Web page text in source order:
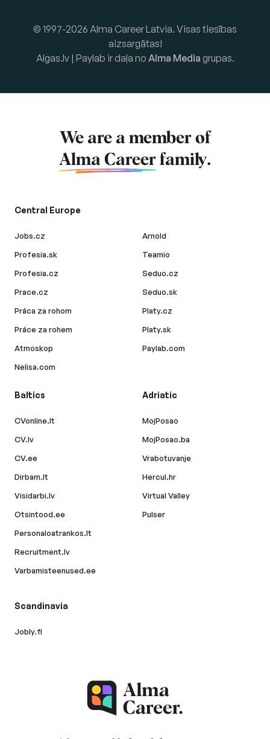
© 1997-2026 Alma Career Latvia. Visas tiesības
aizsargātas!
Algas.lv | Paylab ir daļa no Alma Media grupas.
We are a member of
Alma Career family.
Central Europe
Jobs.cz
Profesia.sk
Profesia.cz
Prace.cz
Práca za rohom
Práce za rohem
Atmoskop
Nelisa.com
Arnold
Teamio
Seduo.cz
Seduo.sk
Platy.cz
Platy.sk
Paylab.com
Baltics
CVonline.lt
CV.lv
CV.ee
Dirbam.lt
Visidarbi.lv
Otsintood.ee
Personaloatrankos.lt
Recruitment.lv
Varbamisteenused.ee
Adriatic
MojPosao
MojPosao.ba
Vrabotuvanje
Hercul.hr
Virtual Valley
Pulser
Scandinavia
Jobly.fi